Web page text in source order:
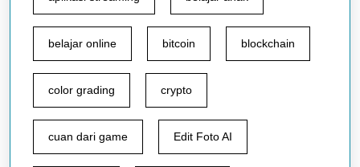
belajar online bitcoin blockchain
color grading crypto
cuan dari game Edit Foto AI